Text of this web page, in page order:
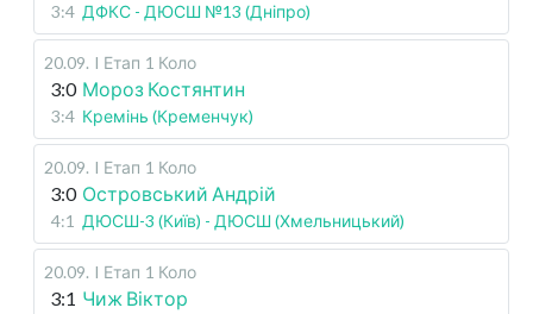
3:4 ДФКС - ДЮСШ №13 (Дніпро)
20.09. I Етап 1 Коло
3:0 Мороз Костянтин
3:4 Кремінь (Кременчук)
20.09. I Етап 1 Коло
3:0 Островський Андрій
4:1 ДЮСШ-3 (Київ) - ДЮСШ (Хмельницький)
20.09. I Етап 1 Коло
3:1 Чиж Віктор